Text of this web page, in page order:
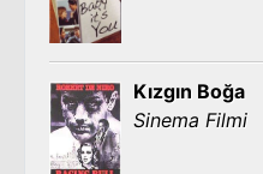
Kızgın Boğa
Sinema Filmi